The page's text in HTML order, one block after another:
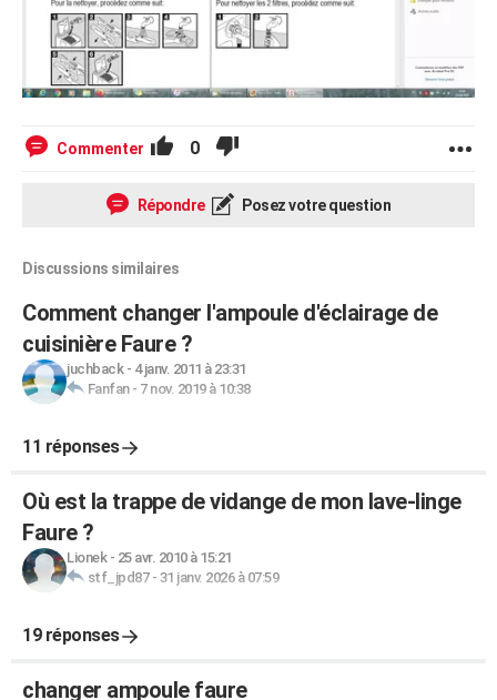
Commenter 0
Répondre Posez votre question
Discussions similaires
Comment changer l'ampoule d'éclairage de
cuisinière Faure ?
juchback- 4 janv. 2011 à 23:31
Fanfan- 7 nov. 2019 à 10:38
11 réponses
Où est la trappe de vidange de mon lave-linge
Faure ?
Lionek- 25 avr. 2010 à 15:21
stf_jpd87- 31 janv. 2026 à 07:59
19 réponses
changer ampoule faure